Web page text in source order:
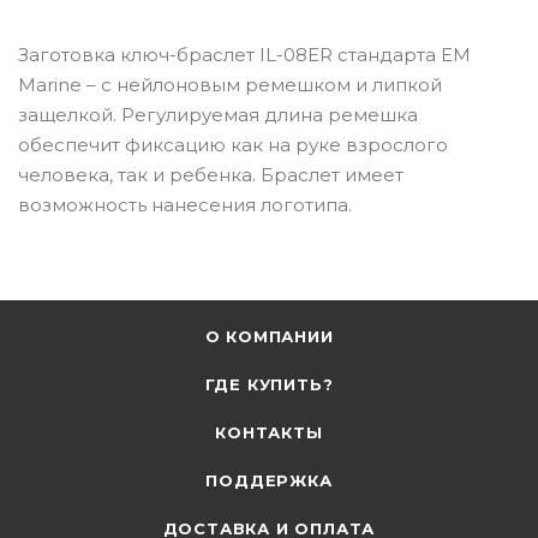
Заготовка ключ-браслет IL-08ER стандарта EM
Marine – с нейлоновым ремешком и липкой
защелкой. Регулируемая длина ремешка
обеспечит фиксацию как на руке взрослого
человека, так и ребенка. Браслет имеет
возможность нанесения логотипа.
О КОМПАНИИ
ГДЕ КУПИТЬ?
КОНТАКТЫ
ПОДДЕРЖКА
ДОСТАВКА И ОПЛАТА